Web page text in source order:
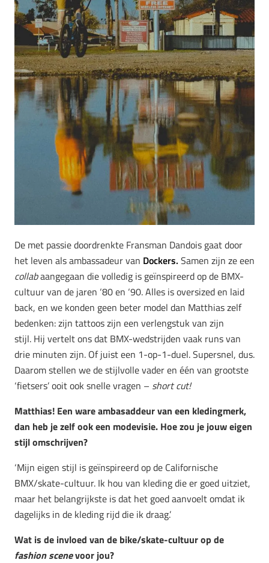
De met passie doordrenkte Fransman Dandois gaat door
het leven als ambassadeur van Dockers. Samen zijn ze een
collabaangegaan die volledig is geïnspireerd op de BMX-
cultuur van de jaren ‘80 en ‘90. Alles is oversized en laid
back, en we konden geen beter model dan Matthias zelf
bedenken: zijn tattoos zijn een verlengstuk van zijn
stijl. Hij vertelt ons dat BMX-wedstrijden vaak runs van
drie minuten zijn. Of juist een 1-op-1-duel. Supersnel, dus.
Daarom stellen we de stijlvolle vader en één van grootste
‘fietsers’ ooit ook snelle vragen – short cut!
Matthias! Een ware ambasaddeur van een kledingmerk,
dan heb je zelf ook een modevisie. Hoe zou je jouw eigen
stijl omschrijven?
‘Mijn eigen stijl is geïnspireerd op de Californische
BMX/skate-cultuur. Ik hou van kleding die er goed uitziet,
maar het belangrijkste is dat het goed aanvoelt omdat ik
dagelijks in de kleding rijd die ik draag.’
Wat is de invloed van de bike/skate-cultuur op de
fashion scenevoor jou?